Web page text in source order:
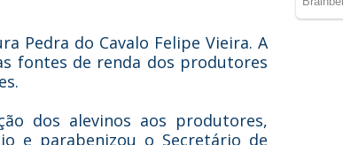
Pedra do Cavalo Felipe Vieira. A
fontes de renda dos produtores
dos alevinos aos produtores,
e parabenizou o Secretário de